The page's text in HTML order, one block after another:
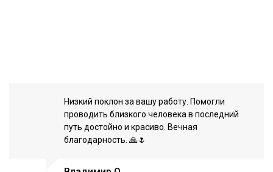
Низкий поклон за вашу работу. Помогли
проводить близкого человека в последний
путь достойно и красиво. Вечная
благодарность. 🙏🌷